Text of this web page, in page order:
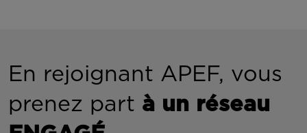
En rejoignant APEF, vous
prenez part à un réseau